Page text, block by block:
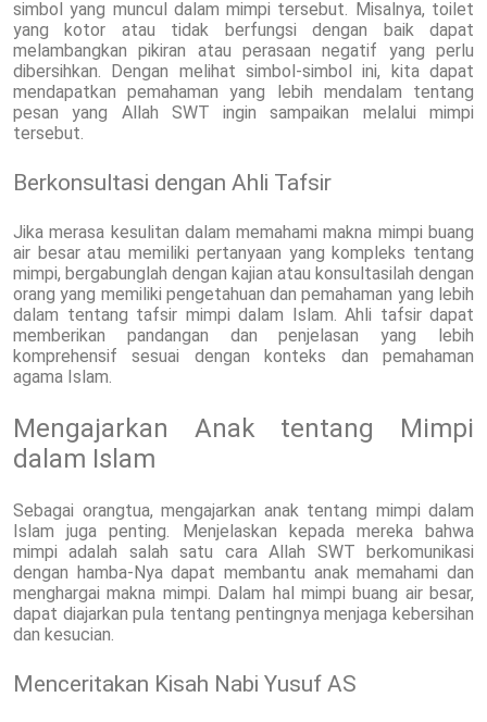
simbol yang muncul dalam mimpi tersebut. Misalnya, toilet
yang kotor atau tidak berfungsi dengan baik dapat
melambangkan pikiran atau perasaan negatif yang perlu
dibersihkan. Dengan melihat simbol-simbol ini, kita dapat
mendapatkan pemahaman yang lebih mendalam tentang
pesan yang Allah SWT ingin sampaikan melalui mimpi
tersebut.
Berkonsultasi dengan Ahli Tafsir
Jika merasa kesulitan dalam memahami makna mimpi buang
air besar atau memiliki pertanyaan yang kompleks tentang
mimpi, bergabunglah dengan kajian atau konsultasilah dengan
orang yang memiliki pengetahuan dan pemahaman yang lebih
dalam tentang tafsir mimpi dalam Islam. Ahli tafsir dapat
memberikan pandangan dan penjelasan yang lebih
komprehensif sesuai dengan konteks dan pemahaman
agama Islam.
Mengajarkan Anak tentang Mimpi
dalam Islam
Sebagai orangtua, mengajarkan anak tentang mimpi dalam
Islam juga penting. Menjelaskan kepada mereka bahwa
mimpi adalah salah satu cara Allah SWT berkomunikasi
dengan hamba-Nya dapat membantu anak memahami dan
menghargai makna mimpi. Dalam hal mimpi buang air besar,
dapat diajarkan pula tentang pentingnya menjaga kebersihan
dan kesucian.
Menceritakan Kisah Nabi Yusuf AS